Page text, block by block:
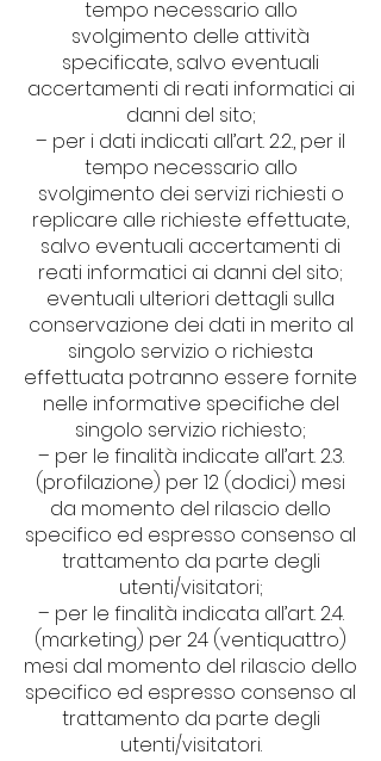
tempo necessario allo
svolgimento delle attività
specificate, salvo eventuali
accertamenti di reati informatici ai
danni del sito;
– per i dati indicati all’art. 2.2., per il
tempo necessario allo
svolgimento dei servizi richiesti o
replicare alle richieste effettuate,
salvo eventuali accertamenti di
reati informatici ai danni del sito;
eventuali ulteriori dettagli sulla
conservazione dei dati in merito al
singolo servizio o richiesta
effettuata potranno essere fornite
nelle informative specifiche del
singolo servizio richiesto;
– per le finalità indicate all’art. 2.3.
(profilazione) per 12 (dodici) mesi
da momento del rilascio dello
specifico ed espresso consenso al
trattamento da parte degli
utenti/visitatori;
– per le finalità indicata all’art. 2.4.
(marketing) per 24 (ventiquattro)
mesi dal momento del rilascio dello
specifico ed espresso consenso al
trattamento da parte degli
utenti/visitatori.